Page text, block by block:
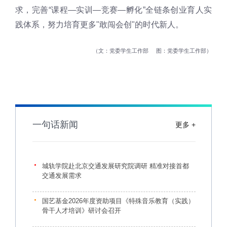
求，完善“课程—实训—竞赛—孵化”全链条创业育人实
践体系，努力培育更多"敢闯会创"的时代新人。
文：党委学生工作部 图：党委学生工作部
一句话新闻 更多 +
城轨学院赴北京交通发展研究院调研 精准对接首都
交通发展需求
国艺基金2026年度资助项目《特殊音乐教育（实践）
骨干人才培训》研讨会召开